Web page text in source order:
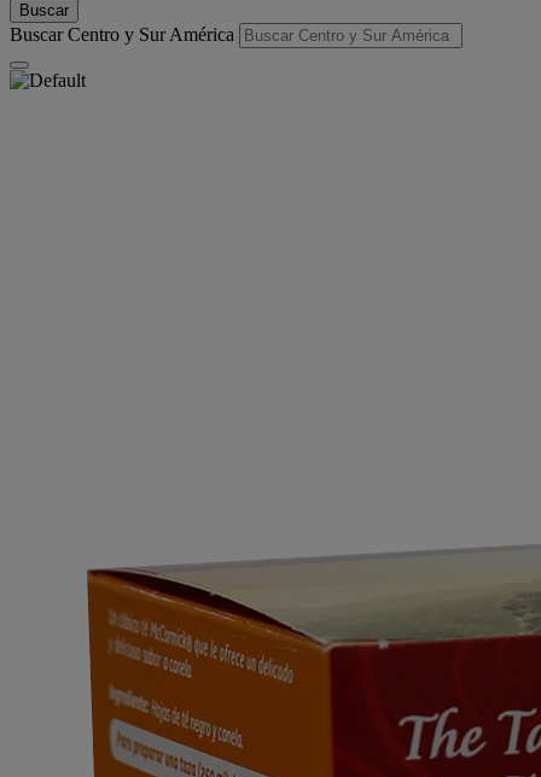
Buscar
Buscar Centro y Sur América